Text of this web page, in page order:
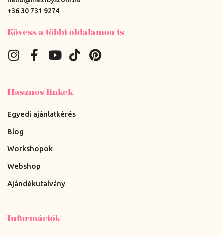
+36 30 731 9274
Kövess a többi oldalamon is
Hasznos linkek
Egyedi ajánlatkérés
Blog
Workshopok
Webshop
Ajándékutalvány
Információk